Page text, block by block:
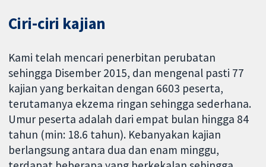
Ciri-ciri kajian
Kami telah mencari penerbitan perubatan
sehingga Disember 2015, dan mengenal pasti 77
kajian yang berkaitan dengan 6603 peserta,
terutamanya ekzema ringan sehingga sederhana.
Umur peserta adalah dari empat bulan hingga 84
tahun (min: 18.6 tahun). Kebanyakan kajian
berlangsung antara dua dan enam minggu,